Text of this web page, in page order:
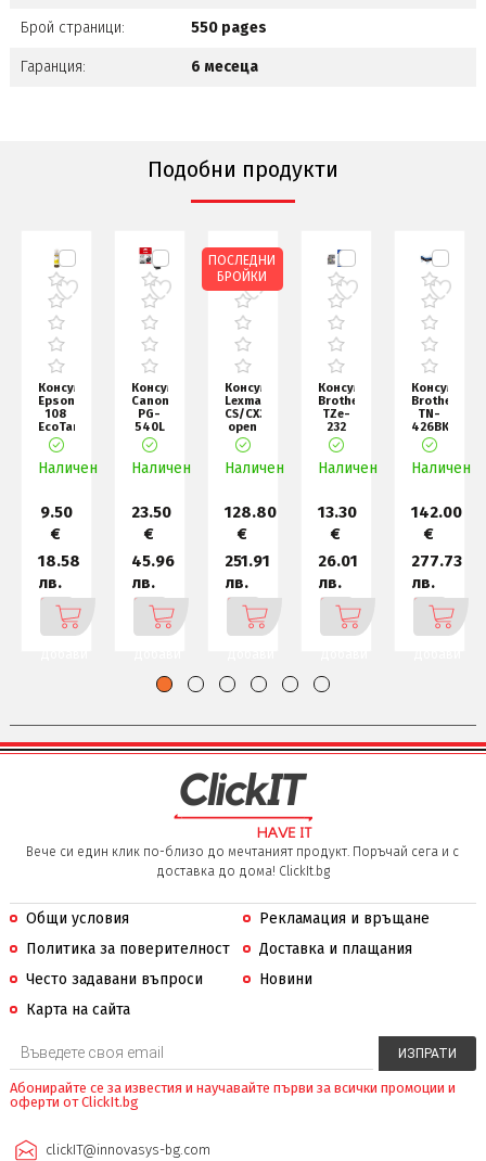
Брой страници: 550 pages
Гаранция: 6 месеца
Подобни продукти
Консуматив
Epson
108
EcoTank
Yellow
ink
bottle
Наличен
9.50
€
18.58
лв.
Консуматив
Canon
PG-
540L
BK
Наличен
23.50
€
45.96
лв.
Консуматив
Lexmark
CS/CX3/4/517 Return
open
channe
Наличен
128.80
€
251.91
лв.
ПОСЛЕДНИ
БРОЙКИ
Консуматив
Brother
TZe-
232
Tape
Red
on
Наличен
13.30
€
26.01
лв.
Консуматив
Brother
TN-
426BK
Toner
Cartridge
Наличен
142.00
€
277.73
лв.
Вече си един клик по-близо до мечтаният продукт. Поръчай сега и с
доставка до дома! ClickIt.bg
Общи условия
Рекламация и връщане
Политика за поверителност
Доставка и плащания
Често задавани въпроси
Новини
Карта на сайта
Абонирайте се за известия и научавайте първи за всички промоции и
оферти от ClickIt.bg
clickIT@innovasys-bg.com